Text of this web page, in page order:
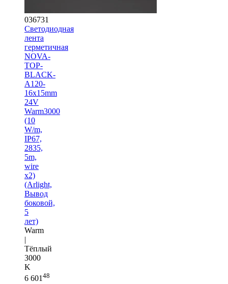
036731
Светодиодная
лента
герметичная
NOVA-
TOP-
BLACK-
A120-
16x15mm
24V
Warm3000
(10
W/m,
IP67,
2835,
5m,
wire
x2)
(Arlight,
Вывод
боковой,
5
лет)
Warm
|
Тёплый
3000
K
6 601 48